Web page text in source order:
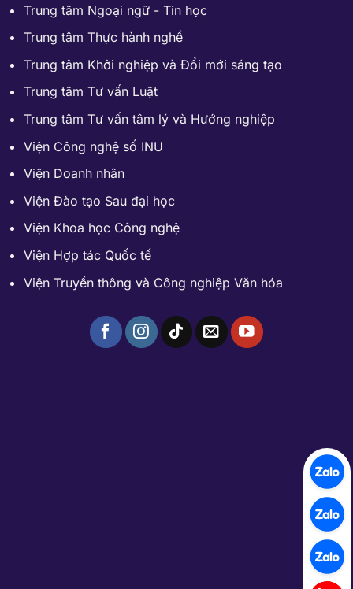
Trung tâm Ngoại ngữ - Tin học
Trung tâm Thực hành nghề
Trung tâm Khởi nghiệp và Đổi mới sáng tạo
Trung tâm Tư vấn Luật
Trung tâm Tư vấn tâm lý và Hướng nghiệp
Viện Công nghệ số INU
Viện Doanh nhân
Viện Đào tạo Sau đại học
Viện Khoa học Công nghệ
Viện Hợp tác Quốc tế
Viện Truyền thông và Công nghiệp Văn hóa